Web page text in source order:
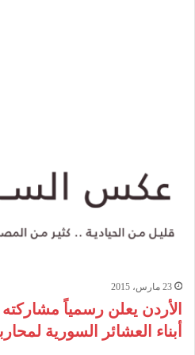
23 مارس، 2015
الأردن يعلن رسمياً
أبناء العشائر السورية